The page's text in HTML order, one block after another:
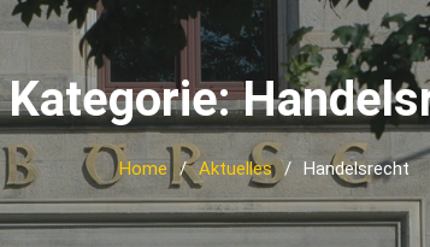
Kategorie:
Home Aktuelles Handelsrecht